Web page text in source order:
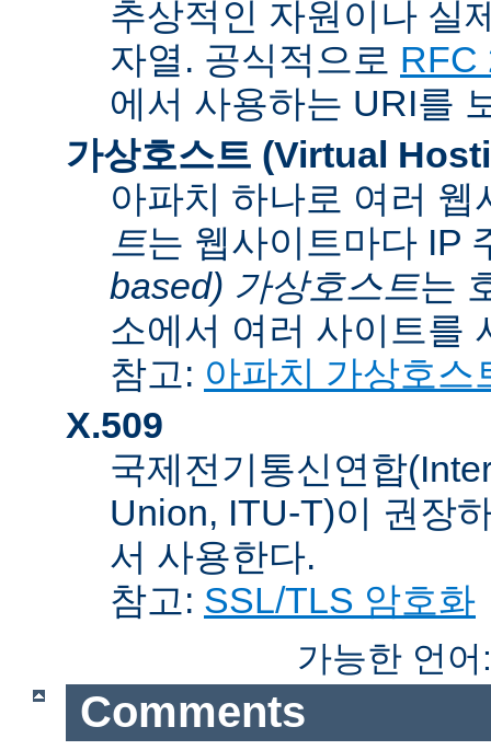
추상적인 자원이나 실
자열. 공식적으로 RFC
에서 사용하는 URI를
가상호스트 (Virtual
아파치 하나로 여러
트는 웹사이트마다 IP
based) 가상호스트는
소에서 여러 사이트를
참고: 아파치 가상호스
X.509
국제전기통신연합
Union, ITU-T)이 권장
서 사용한다.
참고: SSL/TLS 암호화
가능한 언
Comments